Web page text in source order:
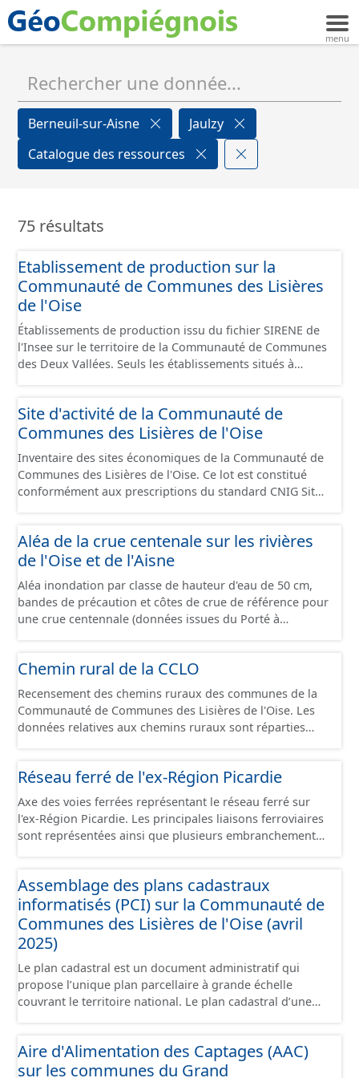
Berneuil-sur-Aisne
Jaulzy
Catalogue des ressources
75 résultats
Etablissement de production sur la
Communauté de Communes des Lisières
de l'Oise
Établissements de production issu du fichier SIRENE de
l'Insee sur le territoire de la Communauté de Communes
des Deux Vallées. Seuls les établissements situés à
conformément aux prescriptions du standard CNIG Sites
Économiques. Ce lot ne contient pas la référence aux
delà des prescriptions du CNIG se limitant aux SCI.
Site d'activité de la Communauté de
Communes des Lisières de l'Oise
Inventaire des sites économiques de la Communauté de
Communes des Lisières de l'Oise. Ce lot est constitué
conformément aux prescriptions du standard CNIG Sites
Aléa de la crue centenale sur les rivières
de l'Oise et de l'Aisne
Aléa inondation par classe de hauteur d'eau de 50 cm,
bandes de précaution et côtes de crue de référence pour
une crue centennale (données issues du Porté à
Chemin rural de la CCLO
Recensement des chemins ruraux des communes de la
Communauté de Communes des Lisières de l'Oise. Les
données relatives aux chemins ruraux sont réparties
générales du chemin (longueur, largeur, etc.). - Secteurs :
les informations générales du chemin et données
relevées sur le terrain. - Éléments : les éléments naturels
relevés sur les chemins (bois, talus, bande enherbée,
etc.). - Observations : les observations relevées sur les
- Plantations : proposition de plantation de haies (haie
basse, haie mixte, etc.).
Réseau ferré de l'ex-Région Picardie
Axe des voies ferrées représentant le réseau ferré sur
l'ex-Région Picardie. Les principales liaisons ferroviaires
sont représentées ainsi que plusieurs embranchements
sont désaffectées mais sont toujours physiquement
présentes sur le terrain.
Assemblage des plans cadastraux
informatisés (PCI) sur la Communauté de
Communes des Lisières de l'Oise (avril
2025)
Le plan cadastral est un document administratif qui
propose l’unique plan parcellaire à grande échelle
couvrant le territoire national. Le plan cadastral d’une
communément appelées « feuilles de plan ». La parcelle
est l’unité cadastrale de base. C’est un terrain d’un seul
Aire d'Alimentation des Captages (AAC)
sur les communes du Grand